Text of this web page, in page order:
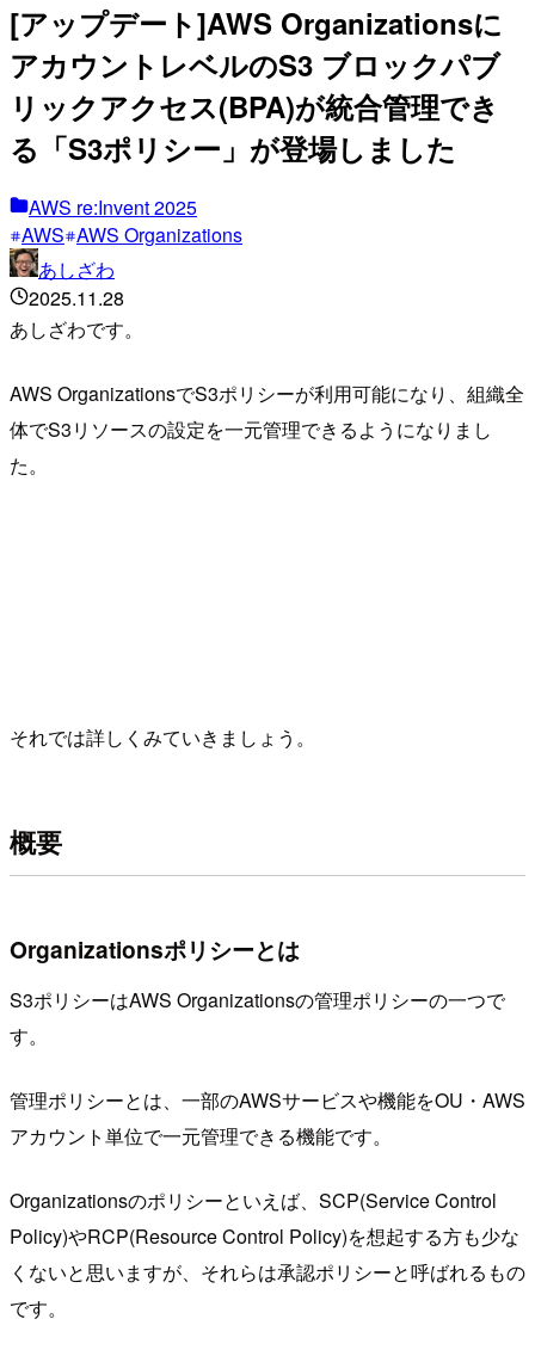
[アップデート]AWS Organizationsに
アカウントレベルのS3 ブロックパブ
リックアクセス(BPA)が統合管理でき
る「S3ポリシー」が登場しました
AWS re:Invent 2025
AWS AWS Organizations
あしざわ
2025.11.28
あしざわです。
AWS OrganizationsでS3ポリシーが利用可能になり、組織全
体でS3リソースの設定を一元管理できるようになりまし
た。
それでは詳しくみていきましょう。
概要
Organizationsポリシーとは
S3ポリシーはAWS Organizationsの管理ポリシーの一つで
す。
管理ポリシーとは、一部のAWSサービスや機能をOU・AWS
アカウント単位で一元管理できる機能です。
Organizationsのポリシーといえば、SCP(Service Control
Policy)やRCP(Resource Control Policy)を想起する方も少な
くないと思いますが、それらは承認ポリシーと呼ばれるもの
です。